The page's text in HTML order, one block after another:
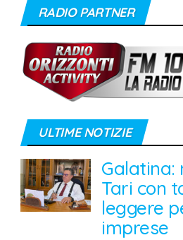
RADIO PARTNER
ULTIME NOTIZIE
Galatina:
Tari con
leggere
imprese